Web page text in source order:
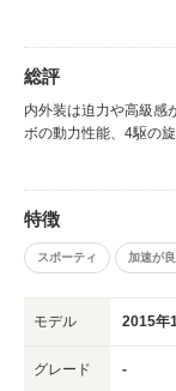
く伝えてくれるため
いため、コーナーでの
います。 ハンドルの
ブレーキング時のノー
味になります。
総評
内外装は迫力や高級感
ボの動力性能、4駆の
る楽しさ」が希薄にな
特徴
スポーティ 加速が
モデル 2015年
グレード -